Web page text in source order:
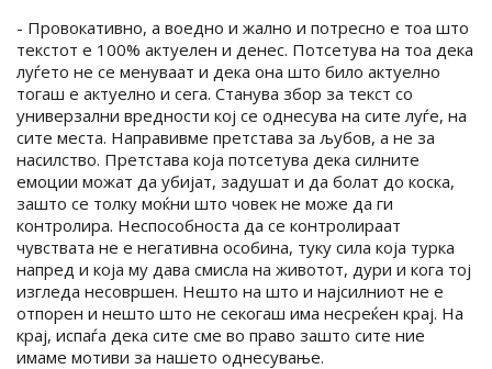
- Провокативно, а воедно и жално и потресно е тоа што
текстот е 100% актуелен и денес. Потсетува на тоа дека
луѓето не се менуваат и дека она што било актуелно
тогаш е актуелно и сега. Станува збор за текст со
универзални вредности кој се однесува на сите луѓе, на
сите места. Направивме претстава за љубов, а не за
насилство. Претстава која потсетува дека силните
емоции можат да убијат, задушат и да болат до коска,
зашто се толку моќни што човек не може да ги
контролира. Неспособноста да се контролираат
чувствата не е негативна особина, туку сила која турка
напред и која му дава смисла на животот, дури и кога тој
изгледа несовршен. Нешто на што и најсилниот не е
отпорен и нешто што не секогаш има несреќен крај. На
крај, испаѓа дека сите сме во право зашто сите ние
имаме мотиви за нашето однесување.